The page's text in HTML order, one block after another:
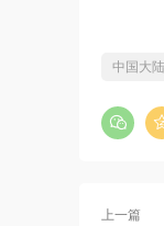
中国大陆
上一篇